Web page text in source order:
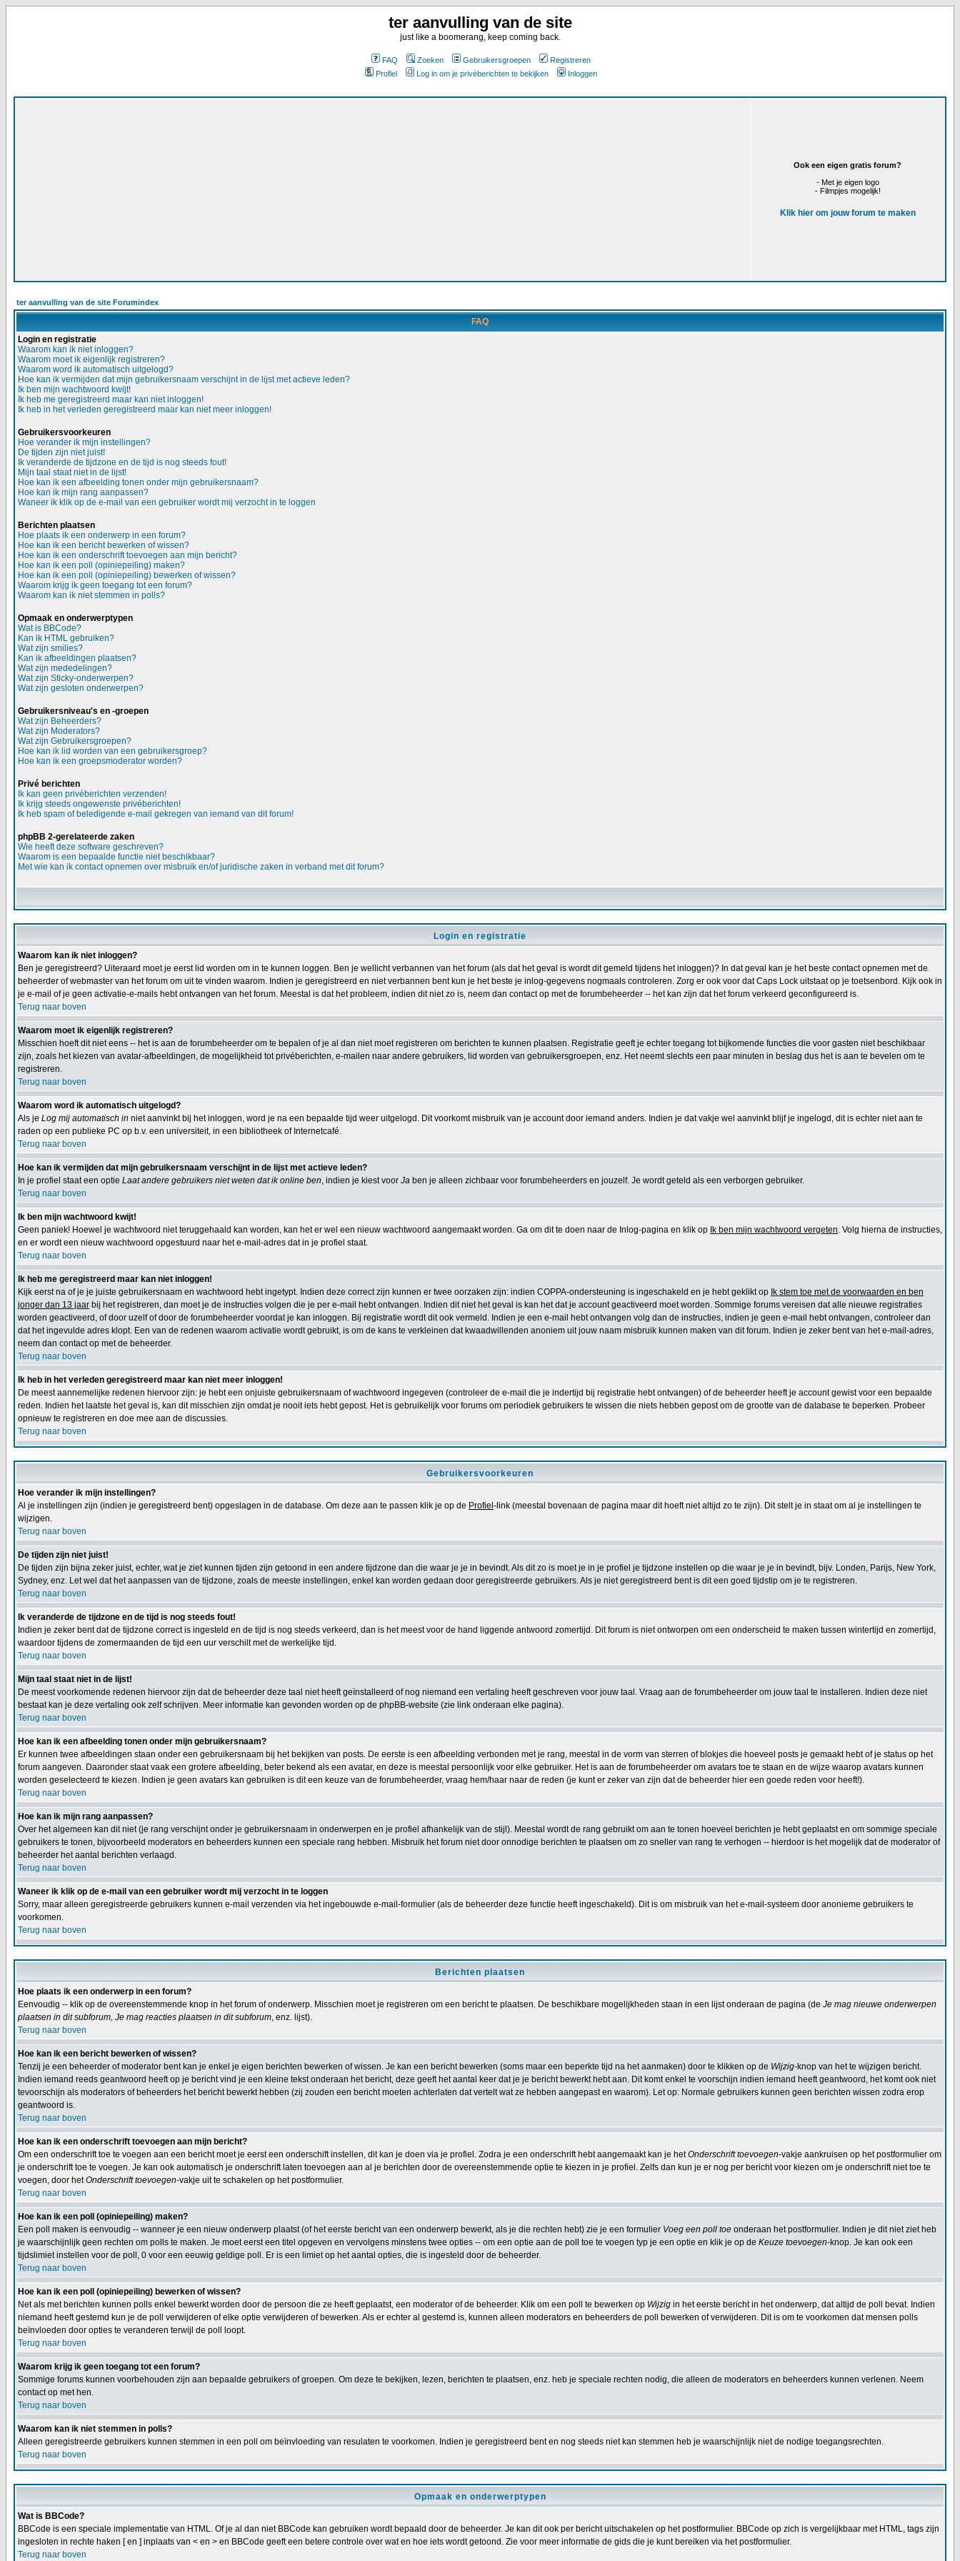
ter aanvulling van de site
just like a boomerang, keep coming back.
FAQ Zoeken Gebruikersgroepen
Registreren
Profiel
Log in om je privéberichten te bekijken Inloggen
Ook een eigen gratis forum?
- Met je eigen logo
- Filmpjes mogelijk!
Klik hier om jouw forum te maken
ter aanvulling van de site Forumindex
FAQ
Login en registratie
Waarom kan ik niet inloggen?
Waarom moet ik eigenlijk registreren?
Waarom word ik automatisch uitgelogd?
Hoe kan ik vermijden dat mijn gebruikersnaam verschijnt in de lijst met actieve leden?
Ik ben mijn wachtwoord kwijt!
Ik heb me geregistreerd maar kan niet inloggen!
Ik heb in het verleden geregistreerd maar kan niet meer inloggen!
Gebruikersvoorkeuren
Hoe verander ik mijn instellingen?
De tijden zijn niet juist!
Ik veranderde de tijdzone en de tijd is nog steeds fout!
Mijn taal staat niet in de lijst!
Hoe kan ik een afbeelding tonen onder mijn gebruikersnaam?
Hoe kan ik mijn rang aanpassen?
Waneer ik klik op de e-mail van een gebruiker wordt mij verzocht in te loggen
Berichten plaatsen
Hoe plaats ik een onderwerp in een forum?
Hoe kan ik een bericht bewerken of wissen?
Hoe kan ik een onderschrift toevoegen aan mijn bericht?
Hoe kan ik een poll (opiniepeiling) maken?
Hoe kan ik een poll (opiniepeiling) bewerken of wissen?
Waarom krijg ik geen toegang tot een forum?
Waarom kan ik niet stemmen in polls?
Opmaak en onderwerptypen
Wat is BBCode?
Kan ik HTML gebruiken?
Wat zijn smilies?
Kan ik afbeeldingen plaatsen?
Wat zijn mededelingen?
Wat zijn Sticky-onderwerpen?
Wat zijn gesloten onderwerpen?
Gebruikersniveau's en -groepen
Wat zijn Beheerders?
Wat zijn Moderators?
Wat zijn Gebruikersgroepen?
Hoe kan ik lid worden van een gebruikersgroep?
Hoe kan ik een groepsmoderator worden?
Privé berichten
Ik kan geen privéberichten verzenden!
Ik krijg steeds ongewenste privéberichten!
Ik heb spam of beledigende e-mail gekregen van iemand van dit forum!
phpBB 2-gerelateerde zaken
Wie heeft deze software geschreven?
Waarom is een bepaalde functie niet beschikbaar?
Met wie kan ik contact opnemen over misbruik en/of juridische zaken in verband met dit forum?
Login en registratie
Waarom kan ik niet inloggen?
Ben je geregistreerd? Uiteraard moet je eerst lid worden om in te kunnen loggen. Ben je wellicht verbannen van het forum (als dat het geval is wordt dit gemeld tijdens het inloggen)? In dat geval kan je het beste contact opnemen met de
beheerder of webmaster van het forum om uit te vinden waarom. Indien je geregistreerd en niet verbannen bent kun je het beste je inlog-gegevens nogmaals controleren. Zorg er ook voor dat Caps Lock uitstaat op je toetsenbord. Kijk ook in
je e-mail of je geen activatie-e-mails hebt ontvangen van het forum. Meestal is dat het probleem, indien dit niet zo is, neem dan contact op met de forumbeheerder -- het kan zijn dat het forum verkeerd geconfigureerd is.
Terug naar boven
Waarom moet ik eigenlijk registreren?
Misschien hoeft dit niet eens -- het is aan de forumbeheerder om te bepalen of je al dan niet moet registreren om berichten te kunnen plaatsen. Registratie geeft je echter toegang tot bijkomende functies die voor gasten niet beschikbaar
zijn, zoals het kiezen van avatar-afbeeldingen, de mogelijkheid tot privéberichten, e-mailen naar andere gebruikers, lid worden van gebruikersgroepen, enz. Het neemt slechts een paar minuten in beslag dus het is aan te bevelen om te
registreren.
Terug naar boven
Waarom word ik automatisch uitgelogd?
Als je Log mij automatisch in niet aanvinkt bij het inloggen, word je na een bepaalde tijd weer uitgelogd. Dit voorkomt misbruik van je account door iemand anders. Indien je dat vakje wel aanvinkt blijf je ingelogd, dit is echter niet aan te
raden op een publieke PC op b.v. een universiteit, in een bibliotheek of Internetcafé.
Terug naar boven
Hoe kan ik vermijden dat mijn gebruikersnaam verschijnt in de lijst met actieve leden?
In je profiel staat een optie Laat andere gebruikers niet weten dat ik online ben, indien je kiest voor Ja ben je alleen zichbaar voor forumbeheerders en jouzelf. Je wordt geteld als een verborgen gebruiker.
Terug naar boven
Ik ben mijn wachtwoord kwijt!
Geen paniek! Hoewel je wachtwoord niet teruggehaald kan worden, kan het er wel een nieuw wachtwoord aangemaakt worden. Ga om dit te doen naar de Inlog-pagina en klik op Ik ben mijn wachtwoord vergeten. Volg hierna de instructies,
en er wordt een nieuw wachtwoord opgestuurd naar het e-mail-adres dat in je profiel staat.
Terug naar boven
Ik heb me geregistreerd maar kan niet inloggen!
Kijk eerst na of je je juiste gebruikersnaam en wachtwoord hebt ingetypt. Indien deze correct zijn kunnen er twee oorzaken zijn: indien COPPA-ondersteuning is ingeschakeld en je hebt geklikt op Ik stem toe met de voorwaarden en ben
jonger dan 13 jaar bij het registreren, dan moet je de instructies volgen die je per e-mail hebt ontvangen. Indien dit niet het geval is kan het dat je account geactiveerd moet worden. Sommige forums vereisen dat alle nieuwe registraties
worden geactiveerd, of door uzelf of door de forumbeheerder voordat je kan inloggen. Bij registratie wordt dit ook vermeld. Indien je een e-mail hebt ontvangen volg dan de instructies, indien je geen e-mail hebt ontvangen, controleer dan
dat het ingevulde adres klopt. Een van de redenen waarom activatie wordt gebruikt, is om de kans te verkleinen dat kwaadwillenden anoniem uit jouw naam misbruik kunnen maken van dit forum. Indien je zeker bent van het e-mail-adres,
neem dan contact op met de beheerder.
Terug naar boven
Ik heb in het verleden geregistreerd maar kan niet meer inloggen!
De meest aannemelijke redenen hiervoor zijn: je hebt een onjuiste gebruikersnaam of wachtwoord ingegeven (controleer de e-mail die je indertijd bij registratie hebt ontvangen) of de beheerder heeft je account gewist voor een bepaalde
reden. Indien het laatste het geval is, kan dit misschien zijn omdat je nooit iets hebt gepost. Het is gebruikelijk voor forums om periodiek gebruikers te wissen die niets hebben gepost om de grootte van de database te beperken. Probeer
opnieuw te registreren en doe mee aan de discussies.
Terug naar boven
Gebruikersvoorkeuren
Hoe verander ik mijn instellingen?
Al je instellingen zijn (indien je geregistreerd bent) opgeslagen in de database. Om deze aan te passen klik je op de Profiel -link (meestal bovenaan de pagina maar dit hoeft niet altijd zo te zijn). Dit stelt je in staat om al je instellingen te
wijzigen.
Terug naar boven
De tijden zijn niet juist!
De tijden zijn bijna zeker juist, echter, wat je ziet kunnen tijden zijn getoond in een andere tijdzone dan die waar je je in bevindt. Als dit zo is moet je in je profiel je tijdzone instellen op die waar je je in bevindt, bijv. Londen, Parijs, New York,
Sydney, enz. Let wel dat het aanpassen van de tijdzone, zoals de meeste instellingen, enkel kan worden gedaan door geregistreerde gebruikers. Als je niet geregistreerd bent is dit een goed tijdstip om je te registreren.
Terug naar boven
Ik veranderde de tijdzone en de tijd is nog steeds fout!
Indien je zeker bent dat de tijdzone correct is ingesteld en de tijd is nog steeds verkeerd, dan is het meest voor de hand liggende antwoord zomertijd. Dit forum is niet ontworpen om een onderscheid te maken tussen wintertijd en zomertijd,
waardoor tijdens de zomermaanden de tijd een uur verschilt met de werkelijke tijd.
Terug naar boven
Mijn taal staat niet in de lijst!
De meest voorkomende redenen hiervoor zijn dat de beheerder deze taal niet heeft geïnstalleerd of nog niemand een vertaling heeft geschreven voor jouw taal. Vraag aan de forumbeheerder om jouw taal te installeren. Indien deze niet
bestaat kan je deze vertaling ook zelf schrijven. Meer informatie kan gevonden worden op de phpBB-website (zie link onderaan elke pagina).
Terug naar boven
Hoe kan ik een afbeelding tonen onder mijn gebruikersnaam?
Er kunnen twee afbeeldingen staan onder een gebruikersnaam bij het bekijken van posts. De eerste is een afbeelding verbonden met je rang, meestal in de vorm van sterren of blokjes die hoeveel posts je gemaakt hebt of je status op het
forum aangeven. Daaronder staat vaak een grotere afbeelding, beter bekend als een avatar, en deze is meestal persoonlijk voor elke gebruiker. Het is aan de forumbeheerder om avatars toe te staan en de wijze waarop avatars kunnen
worden geselecteerd te kiezen. Indien je geen avatars kan gebruiken is dit een keuze van de forumbeheerder, vraag hem/haar naar de reden (je kunt er zeker van zijn dat de beheerder hier een goede reden voor heeft!).
Terug naar boven
Hoe kan ik mijn rang aanpassen?
Over het algemeen kan dit niet (je rang verschijnt onder je gebruikersnaam in onderwerpen en je profiel afhankelijk van de stijl). Meestal wordt de rang gebruikt om aan te tonen hoeveel berichten je hebt geplaatst en om sommige speciale
gebruikers te tonen, bijvoorbeeld moderators en beheerders kunnen een speciale rang hebben. Misbruik het forum niet door onnodige berichten te plaatsen om zo sneller van rang te verhogen -- hierdoor is het mogelijk dat de moderator of
beheerder het aantal berichten verlaagd.
Terug naar boven
Waneer ik klik op de e-mail van een gebruiker wordt mij verzocht in te loggen
Sorry, maar alleen geregistreerde gebruikers kunnen e-mail verzenden via het ingebouwde e-mail-formulier (als de beheerder deze functie heeft ingeschakeld). Dit is om misbruik van het e-mail-systeem door anonieme gebruikers te
voorkomen.
Terug naar boven
Berichten plaatsen
Hoe plaats ik een onderwerp in een forum?
Eenvoudig -- klik op de overeenstemmende knop in het forum of onderwerp. Misschien moet je registreren om een bericht te plaatsen. De beschikbare mogelijkheden staan in een lijst onderaan de pagina (de Je mag nieuwe onderwerpen
plaatsen in dit subforum, Je mag reacties plaatsen in dit subforum, enz. lijst).
Terug naar boven
Hoe kan ik een bericht bewerken of wissen?
Tenzij je een beheerder of moderator bent kan je enkel je eigen berichten bewerken of wissen. Je kan een bericht bewerken (soms maar een beperkte tijd na het aanmaken) door te klikken op de Wijzig-knop van het te wijzigen bericht.
Indien iemand reeds geantwoord heeft op je bericht vind je een kleine tekst onderaan het bericht, deze geeft het aantal keer dat je je bericht bewerkt hebt aan. Dit komt enkel te voorschijn indien iemand heeft geantwoord, het komt ook niet
tevoorschijn als moderators of beheerders het bericht bewerkt hebben (zij zouden een bericht moeten achterlaten dat vertelt wat ze hebben aangepast en waarom). Let op: Normale gebruikers kunnen geen berichten wissen zodra erop
geantwoord is.
Terug naar boven
Hoe kan ik een onderschrift toevoegen aan mijn bericht?
Om een onderschrift toe te voegen aan een bericht moet je eerst een onderschift instellen, dit kan je doen via je profiel. Zodra je een onderschrift hebt aangemaakt kan je hetOnderschrift toevoegen-vakje aankruisen op het postformulier om
je onderschrift toe te voegen. Je kan ook automatisch je onderschrift laten toevoegen aan al je berichten door de overeenstemmende optie te kiezen in je profiel. Zelfs dan kun je er nog per bericht voor kiezen om je onderschrift niet toe te
voegen, door hetOnderschrift toevoegen-vakje uit te schakelen op het postformulier.
Terug naar boven
Hoe kan ik een poll (opiniepeiling) maken?
Een poll maken is eenvoudig -- wanneer je een nieuw onderwerp plaatst (of het eerste bericht van een onderwerp bewerkt, als je die rechten hebt) zie je een formulier Voeg een poll toe onderaan het postformulier. Indien je dit niet ziet heb
je waarschijnlijk geen rechten om polls te maken. Je moet eerst een titel opgeven en vervolgens minstens twee opties -- om een optie aan de poll toe te voegen typ je een optie en klik je op de Keuze toevoegen-knop. Je kan ook een
tijdslimiet instellen voor de poll, 0 voor een eeuwig geldige poll. Er is een limiet op het aantal opties, die is ingesteld door de beheerder.
Terug naar boven
Hoe kan ik een poll (opiniepeiling) bewerken of wissen?
Net als met berichten kunnen polls enkel bewerkt worden door de persoon die ze heeft geplaatst, een moderator of de beheerder. Klik om een poll te bewerken op Wijzig in het eerste bericht in het onderwerp, dat altijd de poll bevat. Indien
niemand heeft gestemd kun je de poll verwijderen of elke optie verwijderen of bewerken. Als er echter al gestemd is, kunnen alleen moderators en beheerders de poll bewerken of verwijderen. Dit is om te voorkomen dat mensen polls
beïnvloeden door opties te veranderen terwijl de poll loopt.
Terug naar boven
Waarom krijg ik geen toegang tot een forum?
Sommige forums kunnen voorbehouden zijn aan bepaalde gebruikers of groepen. Om deze te bekijken, lezen, berichten te plaatsen, enz. heb je speciale rechten nodig, die alleen de moderators en beheerders kunnen verlenen. Neem
contact op met hen.
Terug naar boven
Waarom kan ik niet stemmen in polls?
Alleen geregistreerde gebruikers kunnen stemmen in een poll om beïnvloeding van resulaten te voorkomen. Indien je geregistreerd bent en nog steeds niet kan stemmen heb je waarschijnlijk niet de nodige toegangsrechten.
Terug naar boven
Opmaak en onderwerptypen
Wat is BBCode?
BBCode is een speciale implementatie van HTML. Of je al dan niet BBCode kan gebruiken wordt bepaald door de beheerder. Je kan dit ook per bericht uitschakelen op het postformulier. BBCode op zich is vergelijkbaar met HTML, tags zijn
ingesloten in rechte haken [ en ] inplaats van < en > en BBCode geeft een betere controle over wat en hoe iets wordt getoond. Zie voor meer informatie de gids die je kunt bereiken via het postformulier.
Terug naar boven